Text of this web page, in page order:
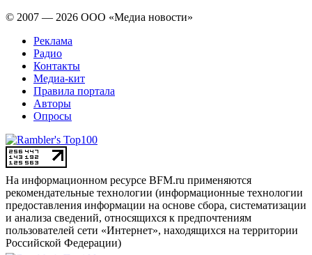
© 2007 — 2026 ООО «Медиа новости»
Реклама
Радио
Контакты
Медиа-кит
Правила портала
Авторы
Опросы
На информационном ресурсе BFM.ru применяются
рекомендательные технологии (информационные технологии
предоставления информации на основе сбора, систематизации
и анализа сведений, относящихся к предпочтениям
пользователей сети «Интернет», находящихся на территории
Российской Федерации)